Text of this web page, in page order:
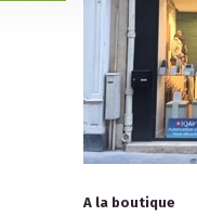
A la boutique